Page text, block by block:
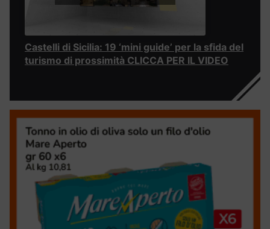
Castelli di Sicilia: 19 ‘mini guide’ per la sfida del
turismo di prossimità CLICCA PER IL VIDEO